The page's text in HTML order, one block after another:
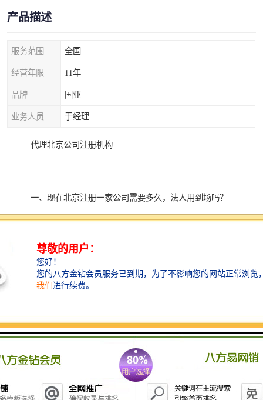
产品描述
服务范围 全国
经营年限 11年
品牌 国亚
业务人员 于经理
代理北京公司注册机构
一、现在北京注册一家公司需要多久，法人用到场吗？
系化服务，深耕工商财税行业10年，已服务众多企业。
代办注册公司，包括营业执照+记账报税+刻章+开对公
户+年检年报，一般3-7个工作日可以，北京可3天。需要
份信息，无需法人到场！